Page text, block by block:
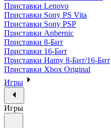
Приставки Lenovo
Приставки Sony PS Vita
Приставки Sony PSP
Приставки Anbernic
Приставки 8-Бит
Приставки 16-Бит
Приставки Hamy 8-Бит/16-Бит
Приставки Xbox Original
Игры
Игры